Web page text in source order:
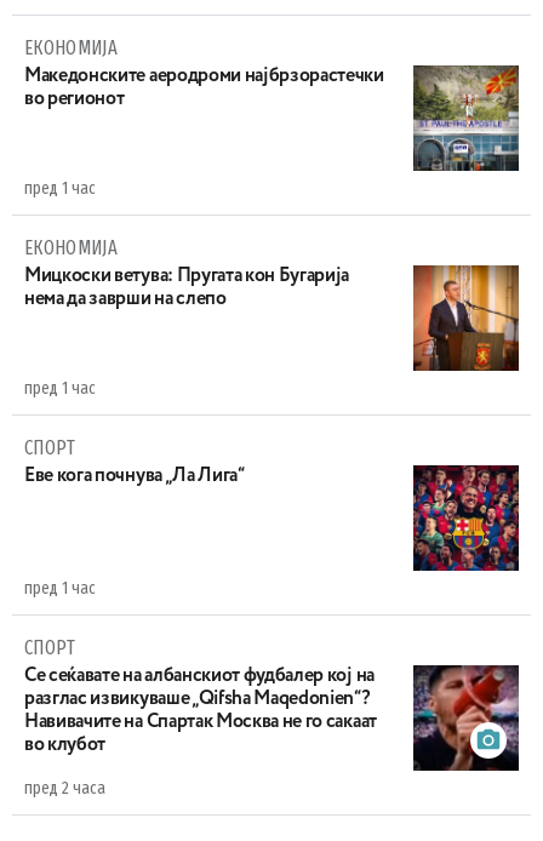
ЕКОНОМИЈА
Maкедонските аеродроми најбрзорастечки
во регионот
пред 1 час
ЕКОНОМИЈА
Mицкоски ветува: Пругата кон Бугарија
нема да заврши на слепо
пред 1 час
СПОРТ
Еве кога почнува „Ла Лига“
пред 1 час
СПОРТ
Се сеќавате на албанскиот фудбалер кој на
разглас извикуваше „Qifsha Maqedonien“?
Навивачите на Спартак Москва не го сакаат
во клубот
пред 2 часа